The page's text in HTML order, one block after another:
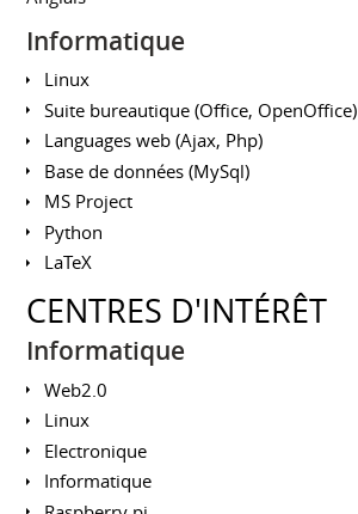
Informatique
Linux
Suite bureautique (Office, OpenOffice)
Languages web (Ajax, Php)
Base de données (MySql)
MS Project
Python
LaTeX
CENTRES D'INTÉRÊT
Informatique
Web2.0
Linux
Electronique
Informatique